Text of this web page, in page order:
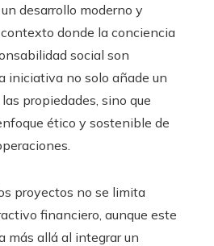
desarrollo moderno y
donde la conciencia
social son
iniciativa no solo añade un
propiedades, sino que
ético y sostenible de
proyectos no se limita
financiero, aunque este
más allá al integrar un